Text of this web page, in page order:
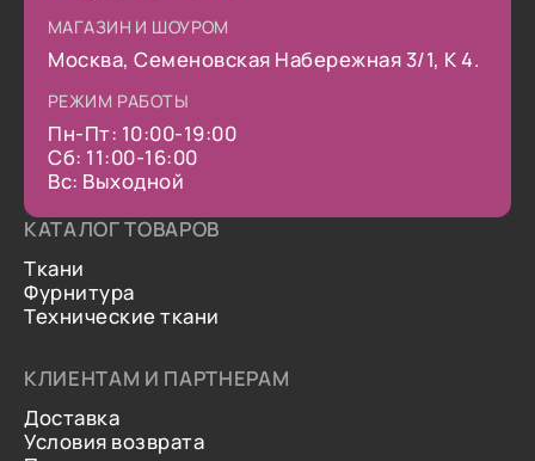
МАГАЗИН И ШОУРОМ
Москва, Семеновская Набережная 3/1, К 4.
РЕЖИМ РАБОТЫ
Пн-Пт: 10:00-19:00
Сб: 11:00-16:00
Вс: Выходной
КАТАЛОГ ТОВАРОВ
Ткани
Фурнитура
Технические ткани
КЛИЕНТАМ И ПАРТНЕРАМ
Доставка
Условия возврата